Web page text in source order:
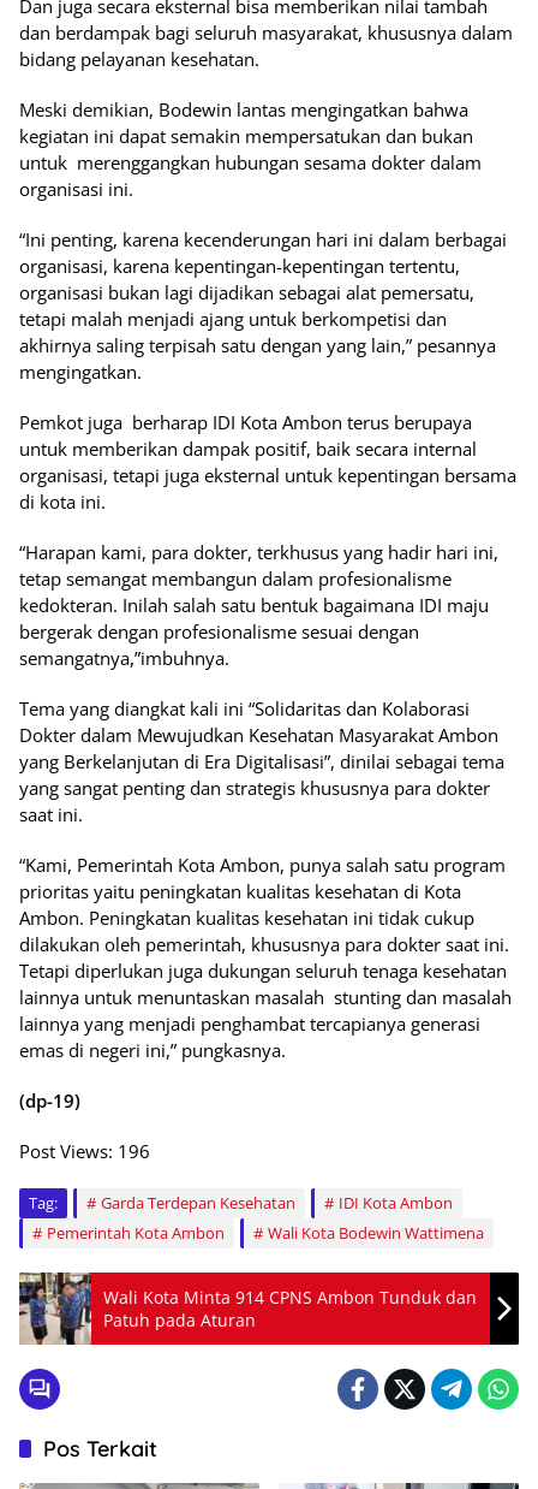
Dan juga secara eksternal bisa memberikan nilai tambah
dan berdampak bagi seluruh masyarakat, khususnya dalam
bidang pelayanan kesehatan.
Meski demikian, Bodewin lantas mengingatkan bahwa
kegiatan ini dapat semakin mempersatukan dan bukan
untuk merenggangkan hubungan sesama dokter dalam
organisasi ini.
“Ini penting, karena kecenderungan hari ini dalam berbagai
organisasi, karena kepentingan-kepentingan tertentu,
organisasi bukan lagi dijadikan sebagai alat pemersatu,
tetapi malah menjadi ajang untuk berkompetisi dan
akhirnya saling terpisah satu dengan yang lain,” pesannya
mengingatkan.
Pemkot juga berharap IDI Kota Ambon terus berupaya
untuk memberikan dampak positif, baik secara internal
organisasi, tetapi juga eksternal untuk kepentingan bersama
di kota ini.
“Harapan kami, para dokter, terkhusus yang hadir hari ini,
tetap semangat membangun dalam profesionalisme
kedokteran. Inilah salah satu bentuk bagaimana IDI maju
bergerak dengan profesionalisme sesuai dengan
semangatnya,”imbuhnya.
Tema yang diangkat kali ini “Solidaritas dan Kolaborasi
Dokter dalam Mewujudkan Kesehatan Masyarakat Ambon
yang Berkelanjutan di Era Digitalisasi”, dinilai sebagai tema
yang sangat penting dan strategis khususnya para dokter
saat ini.
“Kami, Pemerintah Kota Ambon, punya salah satu program
prioritas yaitu peningkatan kualitas kesehatan di Kota
Ambon. Peningkatan kualitas kesehatan ini tidak cukup
dilakukan oleh pemerintah, khususnya para dokter saat ini.
Tetapi diperlukan juga dukungan seluruh tenaga kesehatan
lainnya untuk menuntaskan masalah stunting dan masalah
lainnya yang menjadi penghambat tercapianya generasi
emas di negeri ini,” pungkasnya.
(dp-19)
Post Views: 196
Tag: Garda Terdepan Kesehatan
IDI Kota Ambon
Pemerintah Kota Ambon
Wali Kota Bodewin Wattimena
Wali Kota Minta 914 CPNS Ambon Tunduk dan
Patuh pada Aturan
Pos Terkait